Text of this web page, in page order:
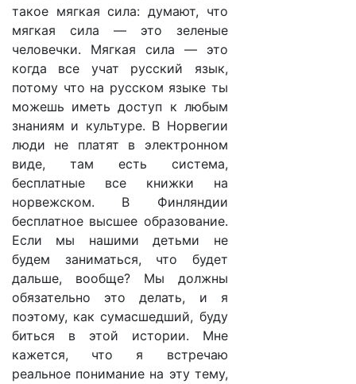
такое мягкая сила: думают, что
мягкая сила — это зеленые
человечки. Мягкая сила — это
когда все учат русский язык,
потому что на русском языке ты
можешь иметь доступ к любым
знаниям и культуре. В Норвегии
люди не платят в электронном
виде, там есть система,
бесплатные все книжки на
норвежском. В Финляндии
бесплатное высшее образование.
Если мы нашими детьми не
будем заниматься, что будет
дальше, вообще? Мы должны
обязательно это делать, и я
поэтому, как сумасшедший, буду
биться в этой истории. Мне
кажется, что я встречаю
реальное понимание на эту тему,